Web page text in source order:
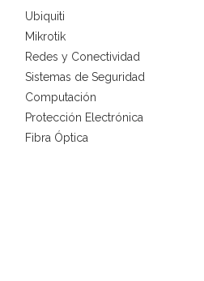
Ubiquiti
Mikrotik
Redes y Conectividad
Sistemas de Seguridad
Computación
Protección Electrónica
Fibra Óptica